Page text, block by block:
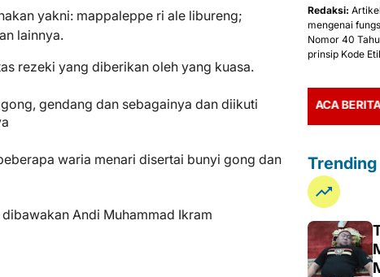
yakni: mappaleppe ri ale libureng;
lainnya.
rezeki yang diberikan oleh yang kuasa.
gendang dan sebagainya dan diikuti
waria menari disertai bunyi gong dan
Andi Muhammad Ikram
Redaksi:
mengenai
Nomor 40
prinsip Kode
TERIMA KASIH TELAH MEMBACA BERITA MEDIA
Trending